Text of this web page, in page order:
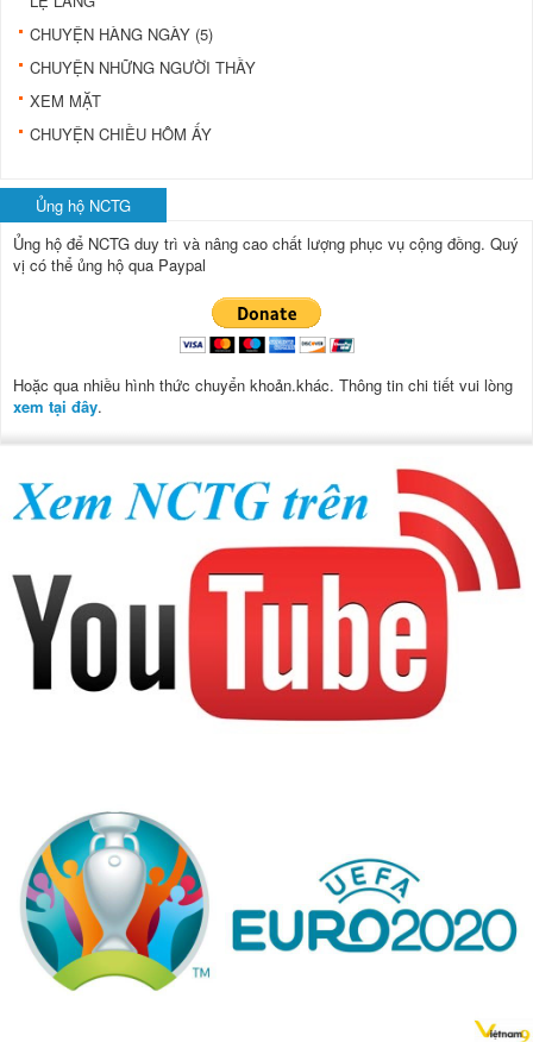
CHUYỆN HÀNG NGÀY (5)
CHUYỆN NHỮNG NGƯỜI THẦY
XEM MẶT
CHUYỆN CHIỀU HÔM ẤY
Ủng hộ NCTG
Ủng hộ để NCTG duy trì và nâng cao chất lượng phục vụ cộng đồng. Quý
vị có thể ủng hộ qua Paypal
Hoặc qua nhiều hình thức chuyển khoản.khác. Thông tin chi tiết vui lòng
xem tại đây.